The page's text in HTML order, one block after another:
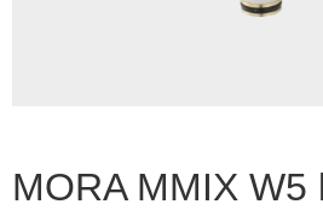
MORA MMIX W5